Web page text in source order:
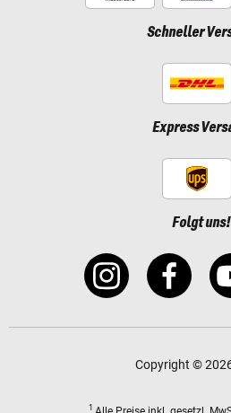
Schneller
Express
Folgt uns!
Copyright ©
1